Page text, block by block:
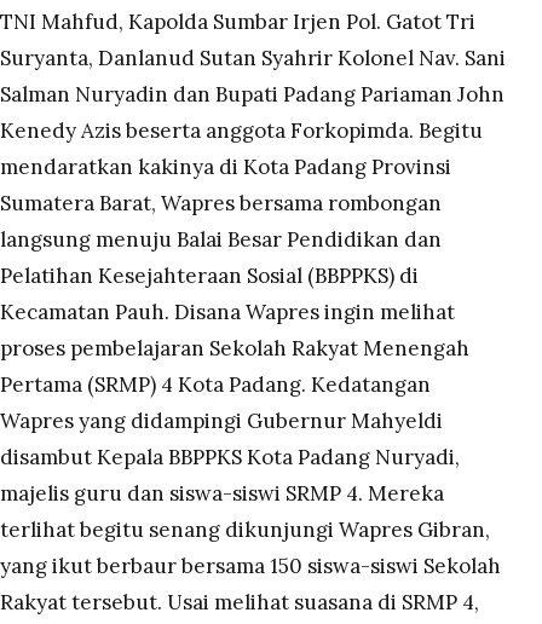
TNI Mahfud, Kapolda Sumbar Irjen Pol. Gatot Tri
Suryanta, Danlanud Sutan Syahrir Kolonel Nav. Sani
Salman Nuryadin dan Bupati Padang Pariaman John
Kenedy Azis beserta anggota Forkopimda. Begitu
mendaratkan kakinya di Kota Padang Provinsi
Sumatera Barat, Wapres bersama rombongan
langsung menuju Balai Besar Pendidikan dan
Pelatihan Kesejahteraan Sosial (BBPPKS) di
Kecamatan Pauh. Disana Wapres ingin melihat
proses pembelajaran Sekolah Rakyat Menengah
Pertama (SRMP) 4 Kota Padang. Kedatangan
Wapres yang didampingi Gubernur Mahyeldi
disambut Kepala BBPPKS Kota Padang Nuryadi,
majelis guru dan siswa-siswi SRMP 4. Mereka
terlihat begitu senang dikunjungi Wapres Gibran,
yang ikut berbaur bersama 150 siswa-siswi Sekolah
Rakyat tersebut. Usai melihat suasana di SRMP 4,